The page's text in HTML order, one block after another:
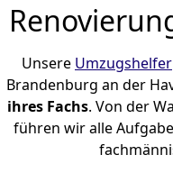
Unsere Umzugshelfer
Brandenburg an der
ihres Fachs. Von der
führen wir alle